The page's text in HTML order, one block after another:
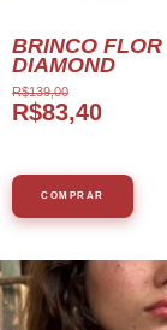
BRINCO FLOR
DIAMOND
R$139,00
R$83,40
COMPRAR